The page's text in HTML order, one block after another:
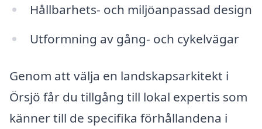
Hållbarhets- och miljöanpassad design
Utformning av gång- och cykelvägar
Genom att välja en landskapsarkitekt i
Örsjö får du tillgång till lokal expertis som
känner till de specifika förhållandena i